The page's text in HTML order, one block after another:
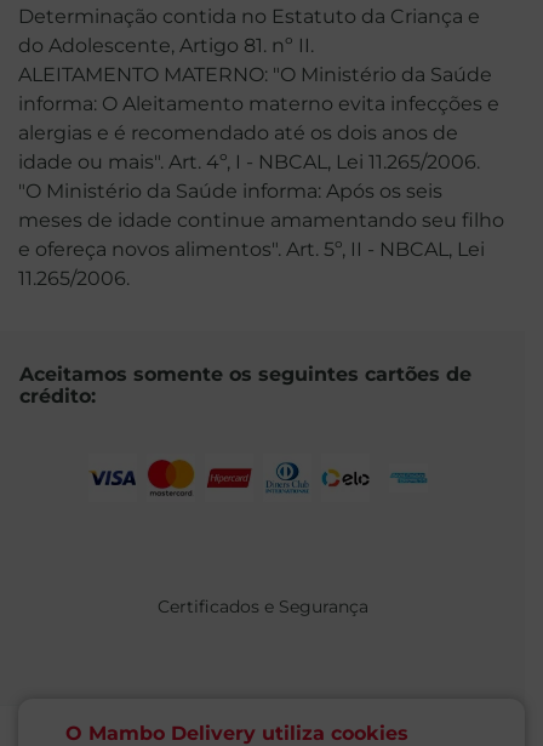
O Mambo Delivery utiliza cookies
Determinação contida no Estatuto da Criança e
do Adolescente, Artigo 81. nº II.
ALEITAMENTO MATERNO: "O Ministério da Saúde
informa: O Aleitamento materno evita infecções e
alergias e é recomendado até os dois anos de
idade ou mais". Art. 4º, I - NBCAL, Lei 11.265/2006.
"O Ministério da Saúde informa: Após os seis
meses de idade continue amamentando seu filho
e ofereça novos alimentos". Art. 5º, II - NBCAL, Lei
11.265/2006.
Aceitamos somente os seguintes cartões de
crédito:
Certificados e Segurança